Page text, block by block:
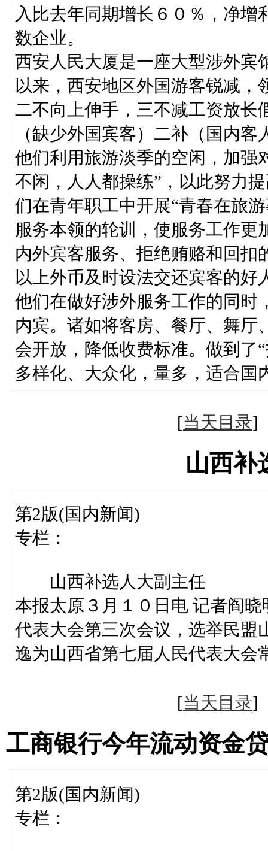
入比去年同期增长６０％，净
数企业。
西安人民大厦是一座大型涉外宾
以来，西安地区外国游客锐减
二不向上伸手，三不减工资放长
（缺少外国宾客）二补（国内
他们利用旅游淡季的空闲，加强
不闲，人人都操练”，以此努力
们在青年职工中开展“青春在旅
服务本领的轮训，使服务工作更
内外宾客服务、拒绝贿赂和回扣
以上外币及时设法交还宾客的好
他们在做好涉外服务工作的同时
内宾。诸如将客房、餐厅、舞厅
会开放，降低收费标准。做到了
多样化、大众化，量多，适合国
[当天目录
山西补
第2版(国内新闻)
专栏：
山西补选人大副主任
本报太原３月１０日电 记者阎
代表大会第三次会议，选举民盟
逸为山西省第七届人民代表大会
[当天目录
工商银行今年流动资金
第2版(国内新闻)
专栏：